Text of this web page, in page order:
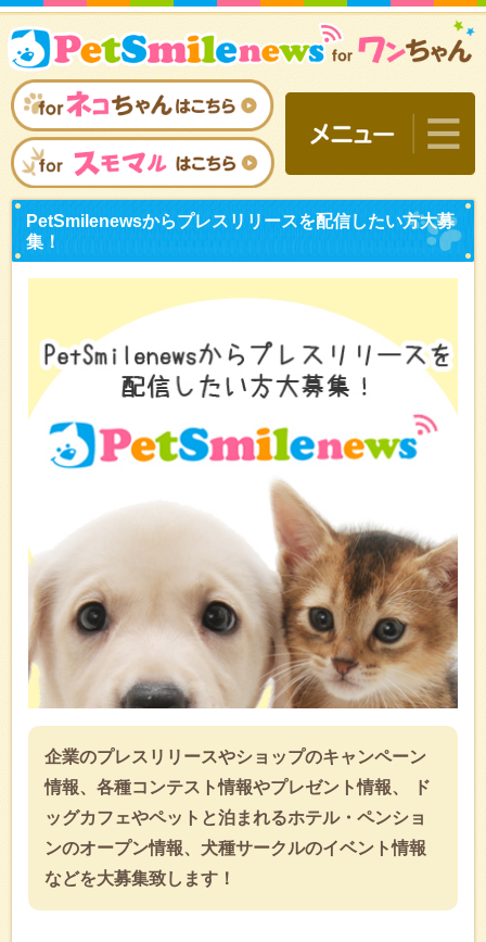
PetSmilenewsからプレス
企業のプレスリリースやショップのキャンペーン
情報、各種コンテスト情報やプレゼント情報、 ド
ッグカフェやペットと泊まれるホテル・ペンショ
ンのオープン情報、犬種サークルのイベント情報
などを大募集致します！